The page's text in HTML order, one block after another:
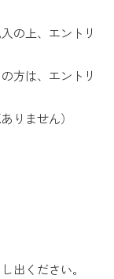
の上、エントリ
方は、エントリ
りません）
出ください。